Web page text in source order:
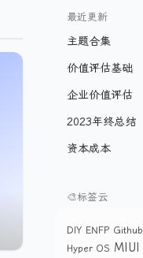
最近更新
主题合集
价值评估基础
企业价值评估
2023年终总结
资本成本
🎨标签云
DIY ENFP Github
Hyper OS MIUI